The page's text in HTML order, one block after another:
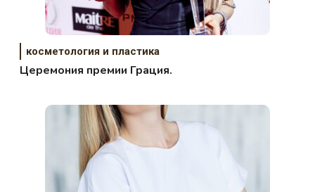
косметология и пластика
Церемония премии Грация.